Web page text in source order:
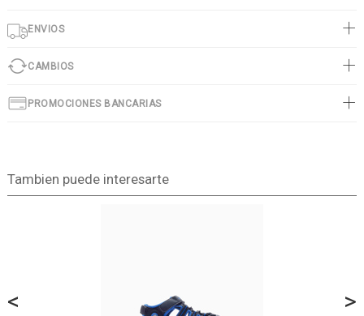
ENVIOS
CAMBIOS
PROMOCIONES BANCARIAS
Tambien puede interesarte
< >